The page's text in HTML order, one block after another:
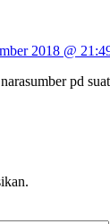
2018 @
pd